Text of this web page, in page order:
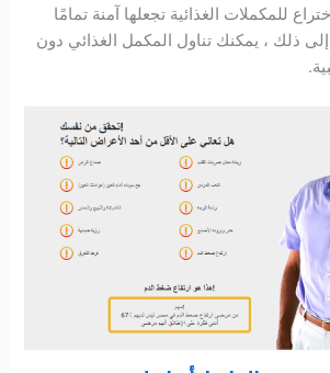
للمكملات الغذائية تجعلها آمنة تمامًا
إلى ذلك ، يمكنك تناول المكمل الغذائي دون